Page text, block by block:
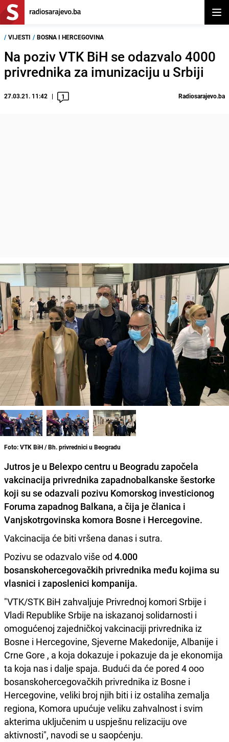
/ VIJESTI / BOSNA I HERCEGOVINA
Na poziv VTK BiH se odazvalo 4000
privrednika za imunizaciju u Srbiji
27.03.21. 11:42 1 Radiosarajevo.ba
Foto: VTK BiH / Bh. privrednici u Beogradu
Jutros je u Belexpo centru u Beogradu započela
vakcinacija privrednika zapadnobalkanske šestorke
koji su se odazvali pozivu Komorskog investicionog
Foruma zapadnog Balkana, a čija je članica i
Vanjskotrgovinska komora Bosne i Hercegovine.
Vakcinacija će biti vršena danas i sutra.
Pozivu se odazvalo više od 4.000
bosanskohercegovačkih privrednika među kojima su
vlasnici i zaposlenici kompanija.
"VTK/STK BiH zahvaljuje Privrednoj komori Srbije i
Vladi Republike Srbije na iskazanoj solidarnosti i
omogućenoj zajedničkoj vakcinaciji privrednika iz
Bosne i Hercegovine, Sjeverne Makedonije, Albanije i
Crne Gore , a koja dokazuje i pokazuje da je ekonomija
ta koja nas i dalje spaja. Budući da će pored 4 ooo
bosanskohercegovačkih privrednika iz Bosne i
Hercegovine, veliki broj njih biti i iz ostaliha zemalja
regiona, Komora upućuje veliku zahvalnost i svim
akterima uključenim u uspješnu relizaciju ove
aktivnosti", navodi se u saopćenju.